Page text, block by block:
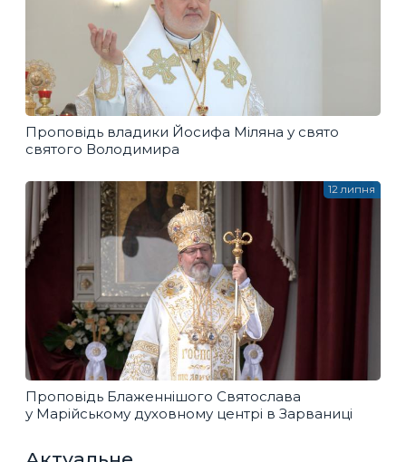
Проповідь владики Йосифа Міляна у свято
святого Володимира
Проповідь Блаженнішого Святослава
у Марійському духовному центрі в Зарваниці
12 липня